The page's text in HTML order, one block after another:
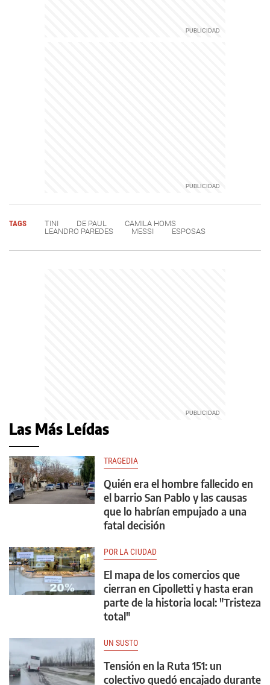
TAGS TINI DE PAUL
CAMILA HOMS
LEANDRO PAREDES
MESSI ESPOSAS
Las Más Leídas
TRAGEDIA
Quién era el hombre fallecido en
el barrio San Pablo y las causas
que lo habrían empujado a una
fatal decisión
POR LA CIUDAD
El mapa de los comercios que
cierran en Cipolletti y hasta eran
parte de la historia local: "Tristeza
total"
UN SUSTO
Tensión en la Ruta 151: un
colectivo quedó encajado durante